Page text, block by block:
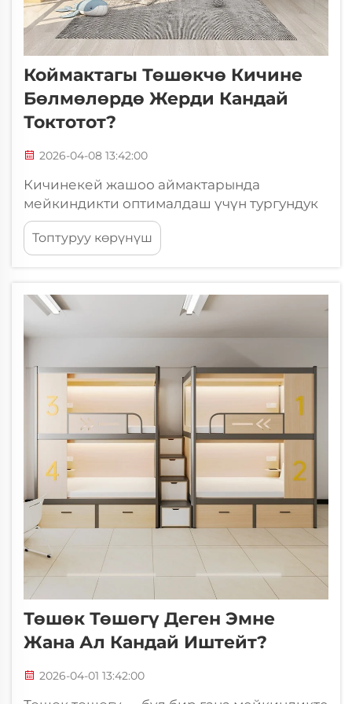
Коймактагы Төшөкчө Кичине
Бөлмөлөрдө Жерди Кандай
Токтотот?
2026-04-08 13:42:00
Кичинекей жашоо аймактарында
мейкиндикти оптималдаш үчүн тургундук
борборлору, интернаттар жана компакттуу
шаардык кварталдар үчүн маанилүү
фактор болуп калды. Жер-жай баасынын
кичирейиши менен мебельдик
дизайнчылар жана объекттерди
башкаруучулар...
Топтуруу көрүнүш
Төшөк Төшөгү Деген Эмне
Жана Ал Кандай Иштейт?
2026-04-01 13:42:00